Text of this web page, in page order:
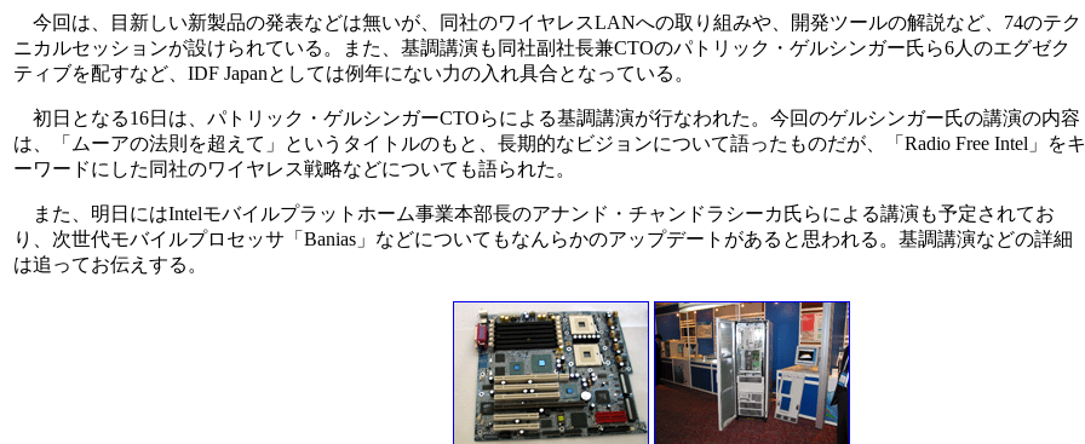
今回は、目新しい新製品の発表などは無いが、同社のワイヤレスLANへの取り組みや、開発ツールの解説など、74のテク
ニカルセッションが設けられている。また、基調講演も同社副社長兼CTOのパトリック・ゲルシンガー氏ら6人のエグゼク
ティブを配すなど、IDF Japanとしては例年にない力の入れ具合となっている。
初日となる16日は、パトリック・ゲルシンガーCTOらによる基調講演が行なわれた。今回のゲルシンガー氏の講演の内容
は、「ムーアの法則を超えて」というタイトルのもと、長期的なビジョンについて語ったものだが、「Radio Free Intel」をキ
ーワードにした同社のワイヤレス戦略などについても語られた。
また、明日にはIntelモバイルプラットホーム事業本部長のアナンド・チャンドラシーカ氏らによる講演も予定されてお
り、次世代モバイルプロセッサ「Banias」などについてもなんらかのアップデートがあると思われる。基調講演などの詳細
は追ってお伝えする。